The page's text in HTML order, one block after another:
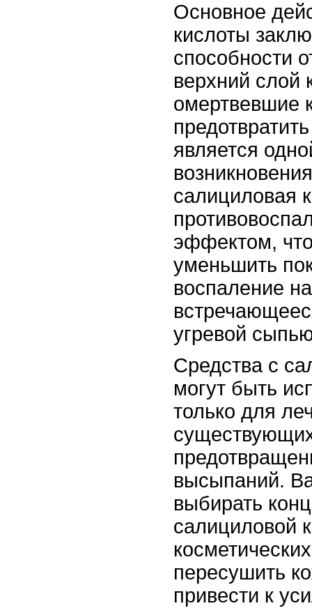
Основное
кислоты
способности
верхний слой
омертвевшие
является
салициловая
эффектом,
уменьшить
воспаление
угревой
Средства с
могут быть
только для
высыпаний.
выбирать
салициловой
пересушить
привести к